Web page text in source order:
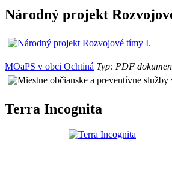
Národný projekt
MOaPS v obci Ochtiná Typ: PDF
Terra Incognita